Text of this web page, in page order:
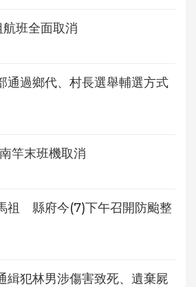
班全面取消
通過鄉代、村長選舉輔選方式
竿末班機取消
祖 縣府今(7)下午召開防颱整
犯林男涉傷害致死、遺棄屍